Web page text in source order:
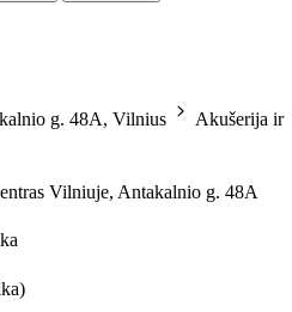
g. 48A, Vilnius
Akušerija ir
Vilniuje, Antakalnio g. 48A
)